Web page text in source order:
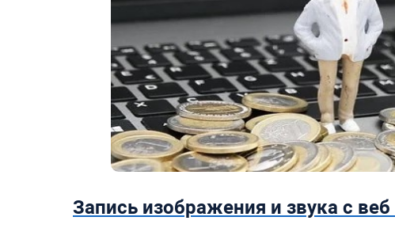
Запись изображения и звука с